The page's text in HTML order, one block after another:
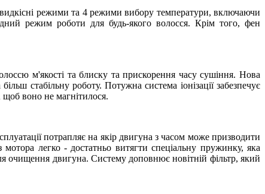
режими та 4 режими вибору температури, включаючи
режим роботи для будь-якого волосся. Крім того, фен
м'якості та блиску та прискорення часу сушіння. Нова
стабільну роботу. Потужна система іонізації забезпечує
щоб воно не магнітилося.
потрапляє на якір двигуна з часом може призводити
легко - достатньо витягти спеціальну пружинку, яка
очищення двигуна. Систему доповнює новітній фільтр, який